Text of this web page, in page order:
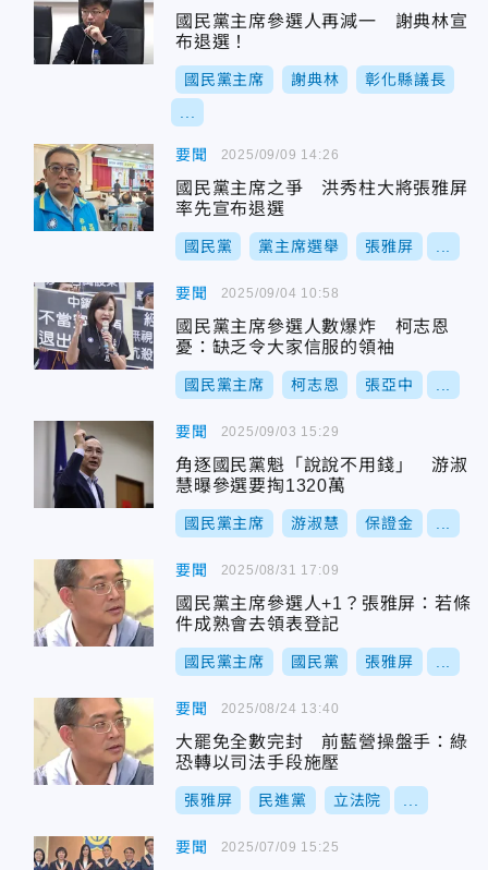
國民黨主席參選人再減一 謝典林宣
布退選！
國民黨主席 謝典林 彰化縣議長
要聞
國民黨主席之爭 洪秀柱大將張雅屏
率先宣布退選
國民黨 黨主席選舉 張雅屏
2025/09/09 14:26
要聞
國民黨主席參選人數爆炸 柯志恩
憂：缺乏令大家信服的領袖
國民黨主席 柯志恩 張亞中
2025/09/04 10:58
要聞
角逐國民黨魁「說說不用錢」 游淑
慧曝參選要掏1320萬
國民黨主席 游淑慧 保證金
2025/09/03 15:29
要聞
國民黨主席參選人+1？張雅屏：若條
件成熟會去領表登記
國民黨主席 國民黨 張雅屏
2025/08/31 17:09
要聞
大罷免全數完封 前藍營操盤手：綠
恐轉以司法手段施壓
張雅屏 民進黨 立法院
2025/08/24 13:40
要聞 2025/07/09 15:25